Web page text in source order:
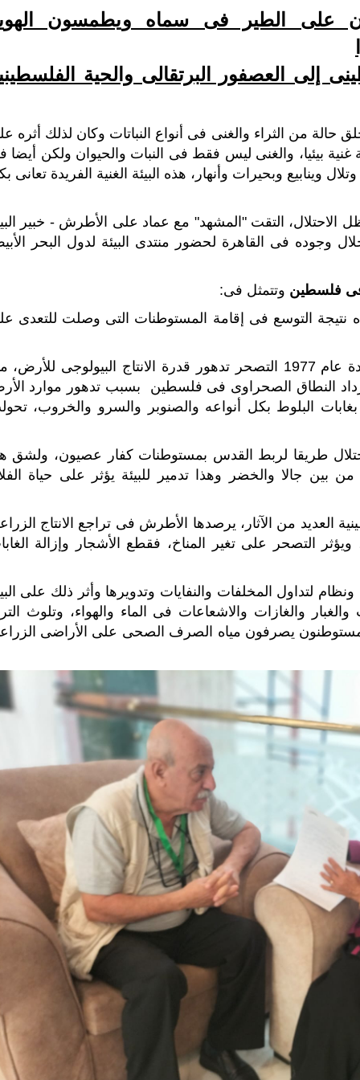
على الطير فى سماه ويطمسون
العصفور البرتقالى والحية
حالة من الثراء والغنى فى أنواع النباتات وكان لذلك أثره
بيئيا، والغنى ليس فقط فى النبات والحيوان ولكن أيضا
وينابيع وبحيرات وأنهار، هذه البيئة الغنية الفريدة تعانى
ا لتقت "المشهد" مع عماد على الأطرش - خبير
وجوده فى القاهرة لحضور منتدى البيئة لدول البحر
فى فلسطين وتتمثل فى:
نتيجة التوسع فى إقامة المستوطنات التى وصلت للتعدى
للأرض،
النطاق الصحراوى فى فلسطين بسبب تدهور موارد
البلوط بكل أنواعه والصنوبر والسرو والخروب،
ولشق
بين جالا والخضر وهذا تدمير للبيئة يؤثر على حياة
العديد من الآثار، يرصدها الأطرش فى تراجع الانتاج
التصحر على تغير المناخ، فقطع الأشجار وإزالة
لتداول المخلفات والنفايات وتدويرها وأثر ذلك على
والغازات والاشعاعات فى الماء والهواء، وتلوث
يصرفون مياه الصرف الصحى على الأراضى